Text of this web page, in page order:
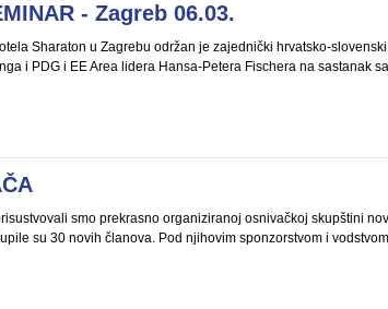
- Zagreb 06.03.
Sharaton u Zagrebu održan je zajednički hrvatsko-
i PDG i EE Area lidera Hansa-Petera Fischera na sastanak
smo prekrasno organiziranoj osnivačkoj skupštini
su 30 novih članova. Pod njihovim sponzorstvom i